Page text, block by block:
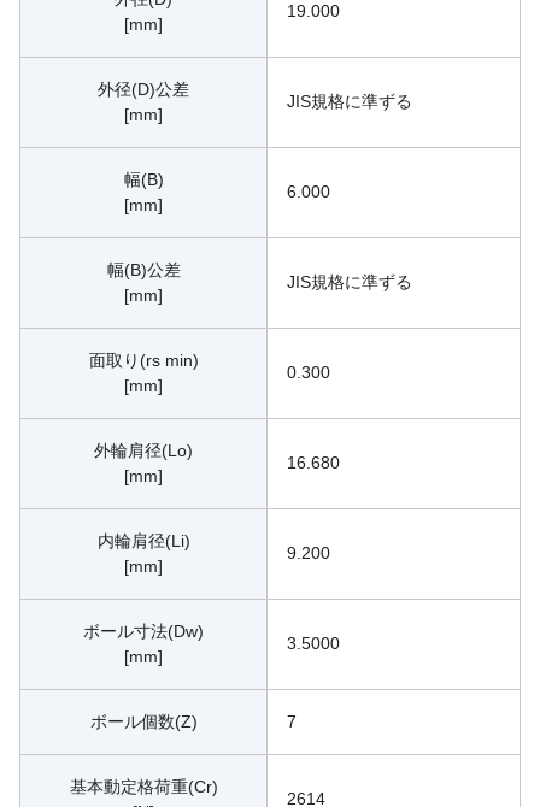
[mm]
19.000
外径(D)公差
[mm]
JIS規格に準ずる
幅(B)
[mm]
6.000
幅(B)公差
[mm]
JIS規格に準ずる
面取り(rs min)
[mm]
0.300
外輪肩径(Lo)
[mm]
16.680
内輪肩径(Li)
[mm]
9.200
ボール寸法(Dw)
[mm]
3.5000
ボール個数(Z) 7
基本動定格荷重(Cr)
2614